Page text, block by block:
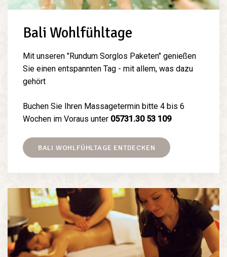
Bali Wohlfühltage
Mit unseren "Rundum Sorglos Paketen" genießen
Sie einen entspannten Tag - mit allem, was dazu
gehört
Buchen Sie Ihren Massagetermin bitte 4 bis 6
Wochen im Voraus unter 05731.30 53 109
BALI WOHLFÜHLTAGE ENTDECKEN